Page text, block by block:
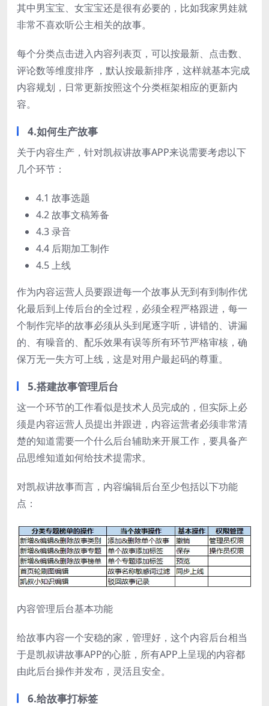
其中男宝宝、女宝宝还是很有必要的，比如我家男娃就
非常不喜欢听公主相关的故事。
每个分类点击进入内容列表页，可以按最新、点击数、
评论数等维度排序 ，默认按最新排序，这样就基本完成
内容规划，日常更新按照这个分类框架相应的更新内
容。
4.如何生产故事
关于内容生产，针对凯叔讲故事APP来说需要考虑以下
几个环节：
4.1 故事选题
4.2 故事文稿筹备
4.3 录音
4.4 后期加工制作
4.5 上线
作为内容运营人员要跟进每一个故事从无到有到制作优
化最后到上传后台的全过程，必须全程严格跟进，每一
个制作完毕的故事必须从头到尾逐字听，讲错的、讲漏
的、有噪音的、配乐效果有误等所有环节严格审核，确
保万无一失方可上线，这是对用户最起码的尊重。
5.搭建故事管理后台
这一个环节的工作看似是技术人员完成的，但实际上必
须是内容运营人员提出并跟进，内容运营者必须非常清
楚的知道需要一个什么后台辅助来开展工作，要具备产
品思维知道如何给技术提需求。
对凯叔讲故事而言，内容编辑后台至少包括以下功能
点：
内容管理后台基本功能
给故事内容一个安稳的家，管理好，这个内容后台相当
于是凯叔讲故事APP的心脏，所有APP上呈现的内容都
由此后台操作并发布，灵活且安全。
6.给故事打标签